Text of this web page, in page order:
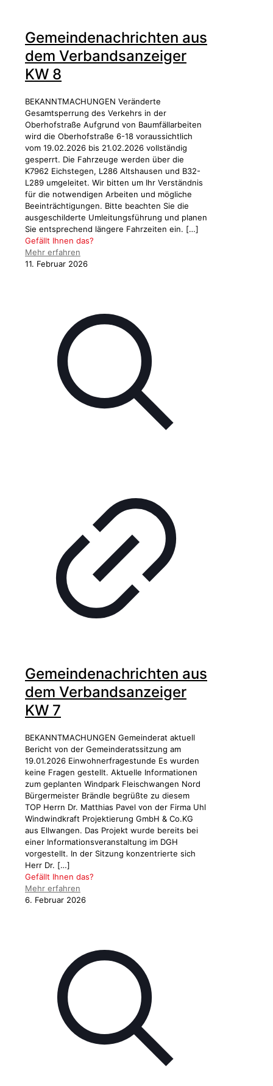
Gemeindenachrichten aus
dem Verbandsanzeiger
KW 8
BEKANNTMACHUNGEN Veränderte
Gesamtsperrung des Verkehrs in der
Oberhofstraße Aufgrund von Baumfällarbeiten
wird die Oberhofstraße 6-18 voraussichtlich
vom 19.02.2026 bis 21.02.2026 vollständig
gesperrt. Die Fahrzeuge werden über die
K7962 Eichstegen, L286 Altshausen und B32-
L289 umgeleitet. Wir bitten um Ihr Verständnis
für die notwendigen Arbeiten und mögliche
Beeinträchtigungen. Bitte beachten Sie die
ausgeschilderte Umleitungsführung und planen
Sie entsprechend längere Fahrzeiten ein. […]
Gefällt Ihnen das?
Mehr erfahren
11. Februar 2026
Gemeindenachrichten aus
dem Verbandsanzeiger
KW 7
BEKANNTMACHUNGEN Gemeinderat aktuell
Bericht von der Gemeinderatssitzung am
19.01.2026 Einwohnerfragestunde Es wurden
keine Fragen gestellt. Aktuelle Informationen
zum geplanten Windpark Fleischwangen Nord
Bürgermeister Brändle begrüßte zu diesem
TOP Herrn Dr. Matthias Pavel von der Firma Uhl
Windwindkraft Projektierung GmbH & Co.KG
aus Ellwangen. Das Projekt wurde bereits bei
einer Informationsveranstaltung im DGH
vorgestellt. In der Sitzung konzentrierte sich
Herr Dr. […]
Gefällt Ihnen das?
Mehr erfahren
6. Februar 2026